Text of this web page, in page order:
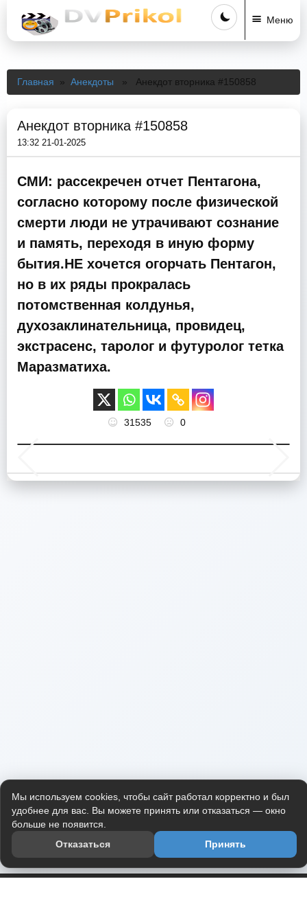
Меню
Главная » Анекдоты » Анекдот вторника #150858
Анекдот вторника #150858
13:32 21-01-2025
СМИ: рассекречен отчет Пентагона,
согласно которому после физической
смерти люди не утрачивают сознание
и память, переходя в иную форму
бытия.НЕ хочется огорчать Пентагон,
но в их ряды прокралась
потомственная колдунья,
духозаклинательница, провидец,
экстрасенс, таролог и футуролог тетка
Маразматиха.
31535 0
Мы используем cookies, чтобы сайт работал корректно и был
удобнее для вас. Вы можете принять или отказаться — окно
больше не появится.
Отказаться
Принять